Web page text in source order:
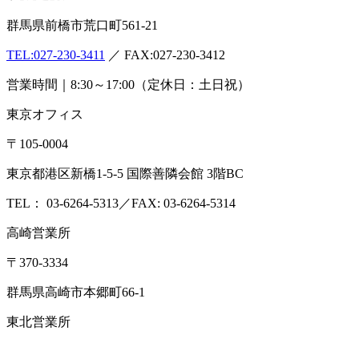
会社概要 アクセス 沿革 設備・検査室
各種検査サービス
食品検査
動物 コンサルティング
ルティング
質問・相談をする 検査・試験を依頼する
ディア情報 雑誌掲載情報 リンク集 用語辞典
査コラム このサイトについて
商取引に基づく表示
本 社
〒379-2107